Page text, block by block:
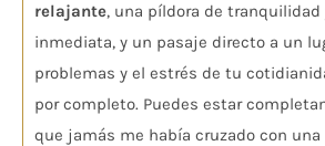
relajante, una píldora de tranquilidad
inmediata, y un pasaje directo a un
problemas y el estrés de tu
por completo. Puedes estar
que jamás me había cruzado con